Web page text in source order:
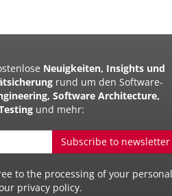
Neuigkeiten, Insights und
rund um den Software-
Software Architecture,
und mehr:
Subscribe to newsletter
to the processing of your personal
privacy policy.